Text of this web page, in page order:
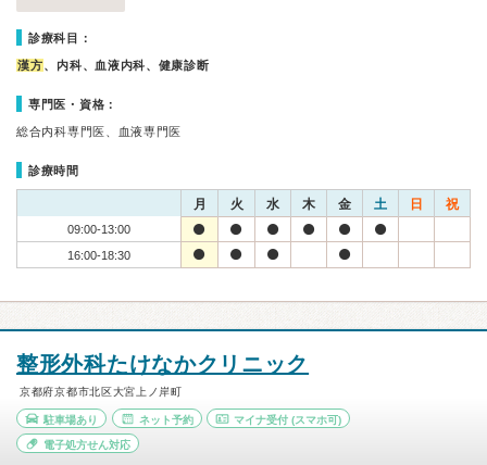
診療科目：
漢方、内科、血液内科、健康診断
専門医・資格：
総合内科専門医、血液専門医
診療時間
月 火 水 木 金 土 日 祝
09:00-13:00
16:00-18:30
整形外科たけなかクリニック
京都府京都市北区大宮上ノ岸町
駐車場あり ネット予約 マイナ受付 (スマホ可)
電子処方せん対応